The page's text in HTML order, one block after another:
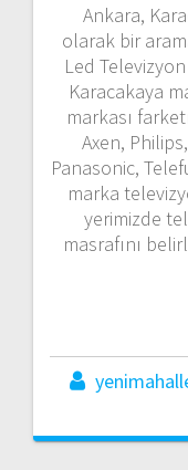
Ankara,
olarak bir
Led
Karacakaya
markası
Axen,
Panasonic,
marka
yerimizde
masrafını